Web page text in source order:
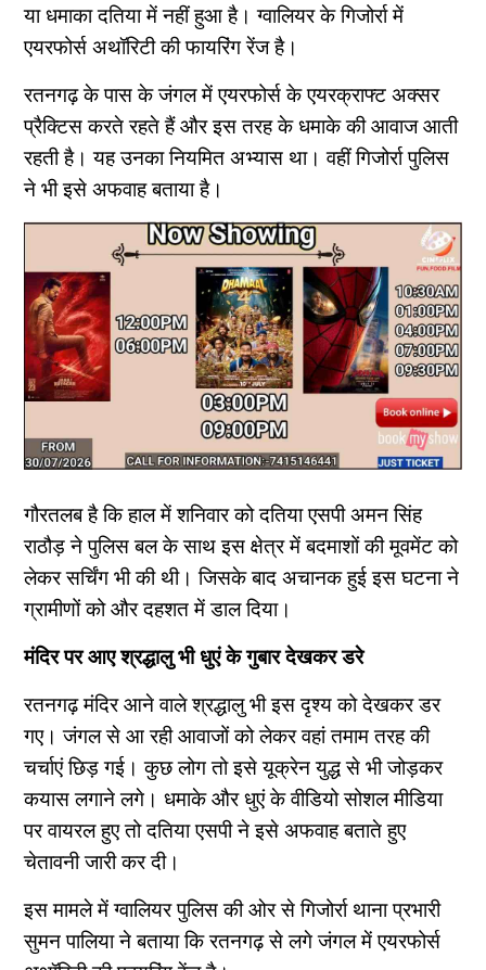
या धमाका दतिया में नहीं हुआ है। ग्वालियर के गिजोर्रा में
एयरफोर्स अथॉरिटी की फायरिंग रेंज है।
रतनगढ़ के पास के जंगल में एयरफोर्स के एयरक्राफ्ट अक्सर
प्रैक्टिस करते रहते हैं और इस तरह के धमाके की आवाज आती
रहती है। यह उनका नियमित अभ्यास था। वहीं गिजोर्रा पुलिस
ने भी इसे अफवाह बताया है।
गौरतलब है कि हाल में शनिवार को दतिया एसपी अमन सिंह
राठौड़ ने पुलिस बल के साथ इस क्षेत्र में बदमाशों की मूवमेंट को
लेकर सर्चिंग भी की थी। जिसके बाद अचानक हुई इस घटना ने
ग्रामीणों को और दहशत में डाल दिया।
मंदिर पर आए श्रद्धालु भी धुएं के गुबार देखकर डरे
रतनगढ़ मंदिर आने वाले श्रद्धालु भी इस दृश्य को देखकर डर
गए। जंगल से आ रही आवाजों को लेकर वहां तमाम तरह की
चर्चाएं छिड़ गई। कुछ लोग तो इसे यूक्रेन युद्ध से भी जोड़कर
कयास लगाने लगे। धमाके और धुएं के वीडियो सोशल मीडिया
पर वायरल हुए तो दतिया एसपी ने इसे अफवाह बताते हुए
चेतावनी जारी कर दी।
इस मामले में ग्वालियर पुलिस की ओर से गिजोर्रा थाना प्रभारी
सुमन पालिया ने बताया कि रतनगढ़ से लगे जंगल में एयरफोर्स